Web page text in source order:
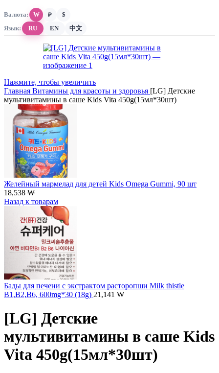
Валюта: ₩ ₽
$
Язык:
RU EN 中文
Нажмите, чтобы увеличить
Главная Витамины для красоты и здоровья [LG] Детские
мультивитамины в саше Kids Vita 450g(15мл*30шт)
Желейный мармелад для детей Kids Omega Gummi, 90 шт
18,538 ₩
Назад к товарам
Бады для печени с экстрактом расторопши Milk thistle
B1,B2,B6, 600mg*30 (18g) 21,141 ₩
[LG] Детские
мультивитамины в саше Kids
Vita 450g(15мл*30шт)